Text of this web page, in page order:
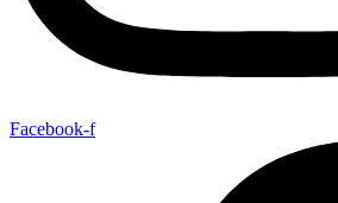
Facebook-f